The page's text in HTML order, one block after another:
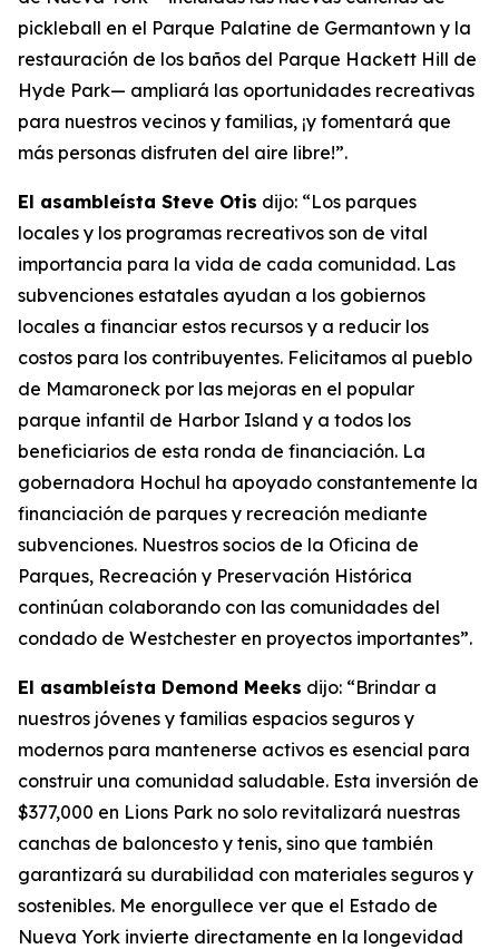
pickleball en el Parque Palatine de Germantown y la
restauración de los baños del Parque Hackett Hill de
Hyde Park— ampliará las oportunidades recreativas
para nuestros vecinos y familias, ¡y fomentará que
más personas disfruten del aire libre!”.
El asambleísta Steve Otis dijo: “Los parques
locales y los programas recreativos son de vital
importancia para la vida de cada comunidad. Las
subvenciones estatales ayudan a los gobiernos
locales a financiar estos recursos y a reducir los
costos para los contribuyentes. Felicitamos al pueblo
de Mamaroneck por las mejoras en el popular
parque infantil de Harbor Island y a todos los
beneficiarios de esta ronda de financiación. La
gobernadora Hochul ha apoyado constantemente la
financiación de parques y recreación mediante
subvenciones. Nuestros socios de la Oficina de
Parques, Recreación y Preservación Histórica
continúan colaborando con las comunidades del
condado de Westchester en proyectos importantes”.
El asambleísta Demond Meeks dijo: “Brindar a
nuestros jóvenes y familias espacios seguros y
modernos para mantenerse activos es esencial para
construir una comunidad saludable. Esta inversión de
$377,000 en Lions Park no solo revitalizará nuestras
canchas de baloncesto y tenis, sino que también
garantizará su durabilidad con materiales seguros y
sostenibles. Me enorgullece ver que el Estado de
Nueva York invierte directamente en la longevidad